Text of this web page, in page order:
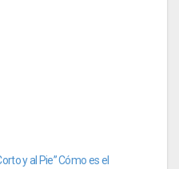
y al Pie” Cómo es el